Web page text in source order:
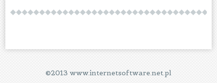
©2013 www.internetsoftware.net.pl